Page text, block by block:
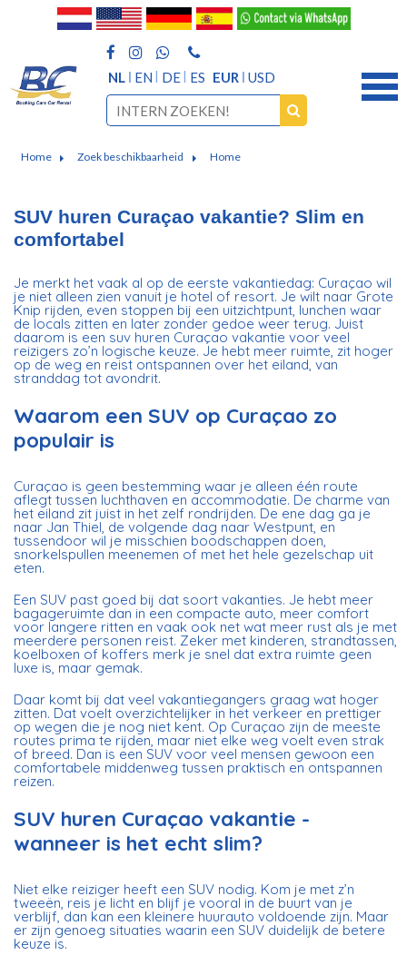
NL EN DE ES EUR USD
Home Zoek beschikbaarheid Home
SUV huren Curaçao vakantie? Slim en
comfortabel
Je merkt het vaak al op de eerste vakantiedag: Curaçao wil
je niet alleen zien vanuit je hotel of resort. Je wilt naar Grote
Knip rijden, even stoppen bij een uitzichtpunt, lunchen waar
de locals zitten en later zonder gedoe weer terug. Juist
daarom is een suv huren Curaçao vakantie voor veel
reizigers zo’n logische keuze. Je hebt meer ruimte, zit hoger
op de weg en reist ontspannen over het eiland, van
stranddag tot avondrit.
Waarom een SUV op Curaçao zo
populair is
Curaçao is geen bestemming waar je alleen één route
aflegt tussen luchthaven en accommodatie. De charme van
het eiland zit juist in het zelf rondrijden. De ene dag ga je
naar Jan Thiel, de volgende dag naar Westpunt, en
tussendoor wil je misschien boodschappen doen,
snorkelspullen meenemen of met het hele gezelschap uit
eten.
Een SUV past goed bij dat soort vakanties. Je hebt meer
bagageruimte dan in een compacte auto, meer comfort
voor langere ritten en vaak ook net wat meer rust als je met
meerdere personen reist. Zeker met kinderen, strandtassen,
koelboxen of koffers merk je snel dat extra ruimte geen
luxe is, maar gemak.
Daar komt bij dat veel vakantiegangers graag wat hoger
zitten. Dat voelt overzichtelijker in het verkeer en prettiger
op wegen die je nog niet kent. Op Curaçao zijn de meeste
routes prima te rijden, maar niet elke weg voelt even strak
of breed. Dan is een SUV voor veel mensen gewoon een
comfortabele middenweg tussen praktisch en ontspannen
reizen.
SUV huren Curaçao vakantie -
wanneer is het echt slim?
Niet elke reiziger heeft een SUV nodig. Kom je met z’n
tweeën, reis je licht en blijf je vooral in de buurt van je
verblijf, dan kan een kleinere huurauto voldoende zijn. Maar
er zijn genoeg situaties waarin een SUV duidelijk de betere
keuze is.